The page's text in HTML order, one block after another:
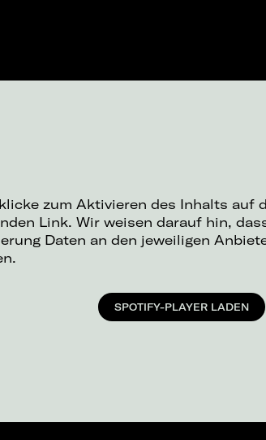
zum Aktivieren des Inhalts auf
Link. Wir weisen darauf hin,
Daten an den jeweiligen
SPOTIFY-PLAYER LADEN